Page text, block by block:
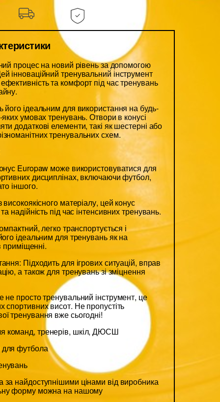
процес на новий рівень за допомогою
інноваційний тренувальний інструмент
та комфорт під час тренувань
його ідеальним для використання на будь-
умовах тренувань. Отвори в конусі
додаткові елементи, такі як шестерні або
тренувальних схем.
Europaw може використовуватися для
дисциплінах, включаючи футбол,
іншого.
високоякісного матеріалу, цей конус
надійність під час інтенсивних тренувань.
легко транспортується і
ідеальним для тренувань як на
приміщенні.
Підходить для ігрових ситуацій, вправ
а також для тренувань зі зміцнення
не просто тренувальний інструмент, це
спортивних висот. Не пропустіть
тренування вже сьогодні!
команд, тренерів, шкіл, ДЮСШ
для футбола
найдоступнішими цінами від виробника
форму можна на нашому